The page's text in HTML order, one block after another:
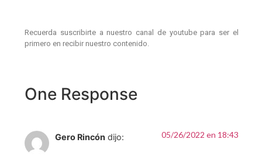
Recuerda suscribirte a nuestro canal de youtube para ser el
primero en recibir nuestro contenido.
One Response
Gero Rincón dijo: 05/26/2022 en 18:43